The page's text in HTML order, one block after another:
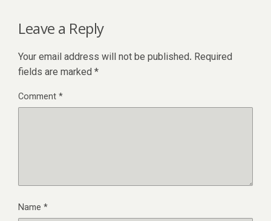
Leave a Reply
Your email address will not be published. Required
fields are marked *
Comment*
Name *